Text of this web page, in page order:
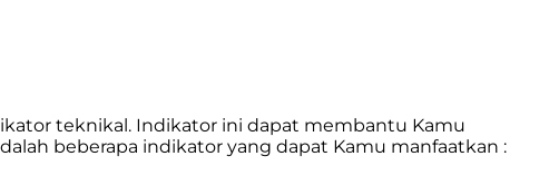
teknikal. Indikator ini dapat membantu Kamu
beberapa indikator yang dapat Kamu manfaatkan :